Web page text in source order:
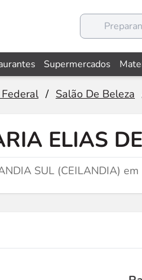
Supermercados
/ Salão De Beleza
ELIAS
SUL (CEILANDIA) em